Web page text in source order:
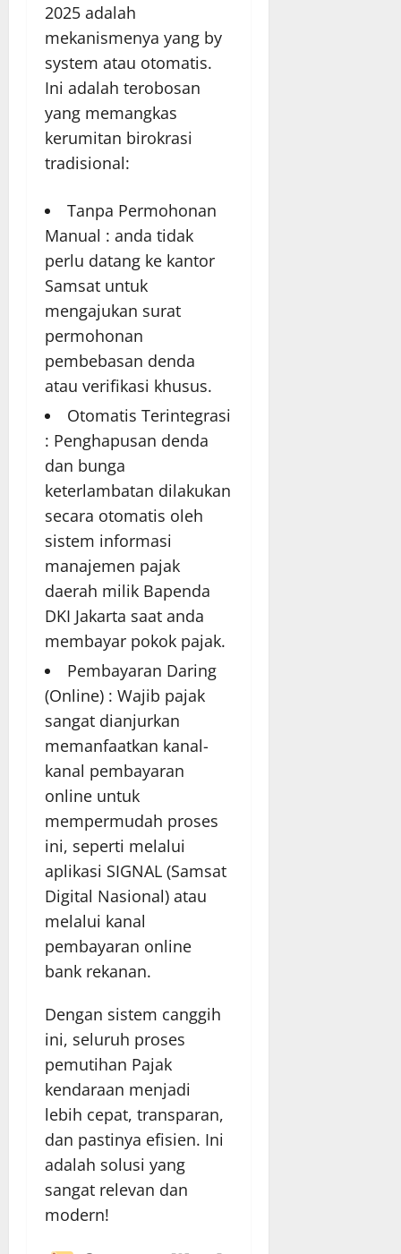
2025 adalah
mekanismenya yang by
system atau otomatis.
Ini adalah terobosan
yang memangkas
kerumitan birokrasi
tradisional:
Tanpa Permohonan
Manual : anda tidak
perlu datang ke kantor
Samsat untuk
mengajukan surat
permohonan
pembebasan denda
atau verifikasi khusus.
Otomatis Terintegrasi
: Penghapusan denda
dan bunga
keterlambatan dilakukan
secara otomatis oleh
sistem informasi
manajemen pajak
daerah milik Bapenda
DKI Jakarta saat anda
membayar pokok pajak.
Pembayaran Daring
(Online) : Wajib pajak
sangat dianjurkan
memanfaatkan kanal-
kanal pembayaran
online untuk
mempermudah proses
ini, seperti melalui
aplikasi SIGNAL (Samsat
Digital Nasional) atau
melalui kanal
pembayaran online
bank rekanan.
Dengan sistem canggih
ini, seluruh proses
pemutihan Pajak
kendaraan menjadi
lebih cepat, transparan,
dan pastinya efisien. Ini
adalah solusi yang
sangat relevan dan
modern!